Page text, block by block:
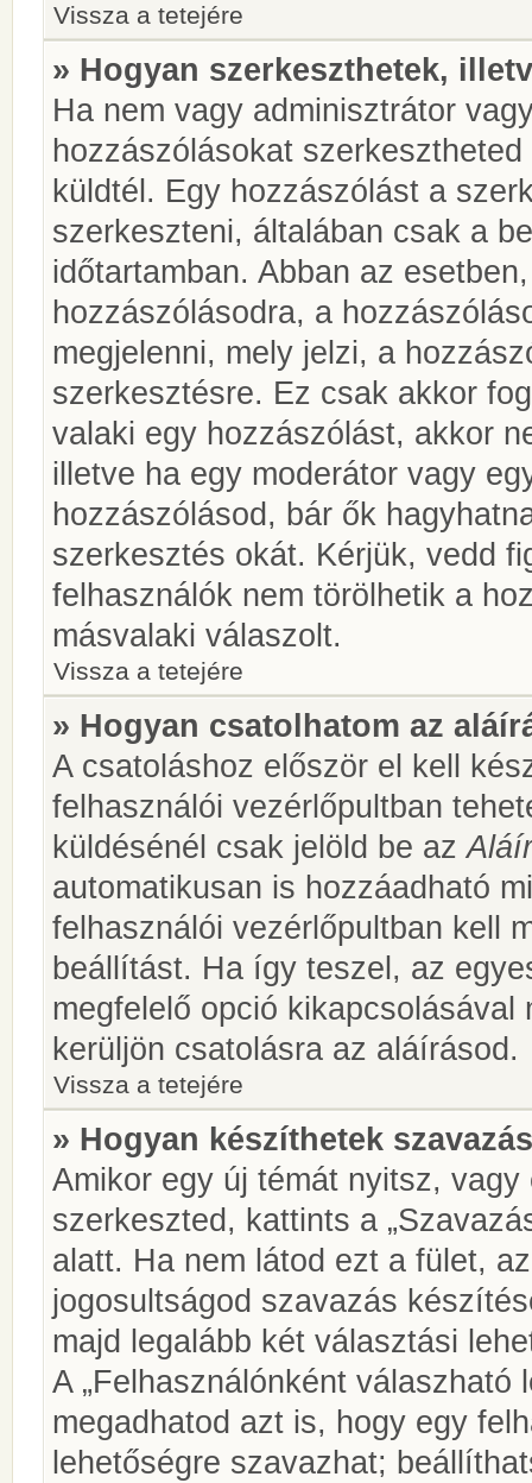
Vissza a tetejére
» Hogyan szerkeszthetek,
Ha nem vagy adminisztrátor
hozzászólásokat
küldtél. Egy hozzászólást a
szerkeszteni, általában csak a
időtartamban. Abban az
hozzászólásodra, a
megjelenni, mely jelzi, a
szerkesztésre. Ez csak akkor
valaki egy hozzászólást, akkor
illetve ha egy moderátor vagy
hozzászólásod, bár ők
szerkesztés okát. Kérjük, vedd
felhasználók nem törölhetik a
másvalaki válaszolt.
Vissza a tetejére
» Hogyan csatolhatom az
A csatoláshoz először el kell
felhasználói vezérlőpultban
küldésénél csak jelöld be az
automatikusan is hozzáadható
felhasználói vezérlőpultban kell
beállítást. Ha így teszel, az
megfelelő opció
kerüljön csatolásra az aláírásod.
Vissza a tetejére
» Hogyan készíthetek
Amikor egy új témát nyitsz,
szerkeszted, kattints a
alatt. Ha nem látod ezt a fület,
jogosultságod szavazás
majd legalább két választási
A „Felhasználónként válaszható
megadhatod azt is, hogy egy
lehetőségre szavazhat;